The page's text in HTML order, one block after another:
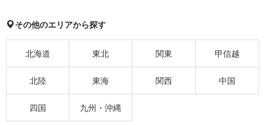
その他のエリアから探す
北海道 東北 関東 甲信越
北陸 東海 関西 中国
四国 九州・沖縄